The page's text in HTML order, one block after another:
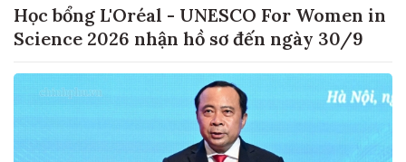
Học bổng L'Oréal - UNESCO For Women in
Science 2026 nhận hồ sơ đến ngày 30/9